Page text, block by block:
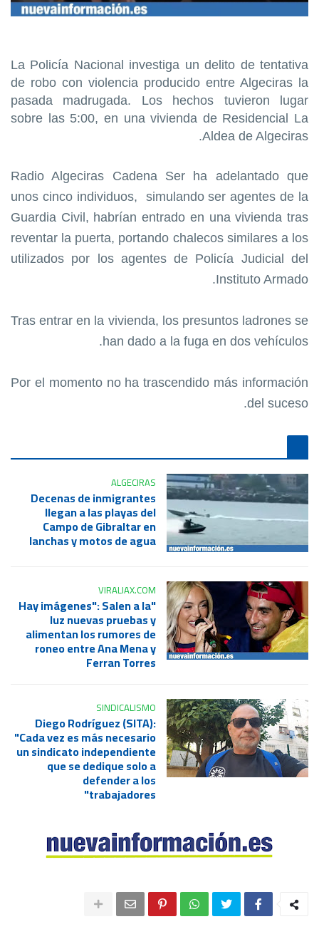
La Policía Nacional investiga un delito de tentativa
de robo con violencia producido entre Algeciras la
pasada madrugada. Los hechos tuvieron lugar
sobre las 5:00, en una vivienda de Residencial La
Aldea de Algeciras.
Radio Algeciras Cadena Ser ha adelantado que
unos cinco individuos,
simulando ser agentes de la
Guardia Civil, habrían entrado en una vivienda tras
reventar la puerta, portando chalecos similares a los
utilizados por los agentes de Policía Judicial del
Instituto Armado.
Tras entrar en la vivienda, los presuntos ladrones se
han dado a la fuga en dos vehículos.
Por el momento no ha trascendido más información
del suceso.
ALGECIRAS
Decenas de inmigrantes
llegan a las playas del
Campo de Gibraltar en
lanchas y motos de agua
VIRALIAX.COM
"Hay imágenes": Salen a la
luz nuevas pruebas y
alimentan los rumores de
roneo entre Ana Mena y
Ferran Torres
SINDICALISMO
Diego Rodríguez (SITA):
"Cada vez es más necesario
un sindicato independiente
que se dedique solo a
defender a los
trabajadores"